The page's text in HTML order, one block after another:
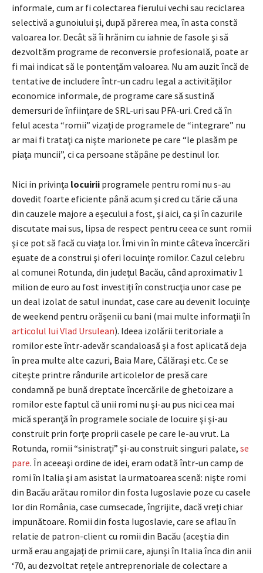
informale, cum ar fi colectarea fierului vechi sau reciclarea
selectivă a gunoiului şi, după părerea mea, în asta constă
valoarea lor. Decât să îi hrănim cu iahnie de fasole şi să
dezvoltăm programe de reconversie profesională, poate ar
fi mai indicat să le pontenţăm valoarea. Nu am auzit încă de
tentative de includere într-un cadru legal a activităţilor
economice informale, de programe care să sustină
demersuri de înfiinţare de SRL-uri sau PFA-uri. Cred că în
felul acesta “romii” vizaţi de programele de “integrare” nu
ar mai fi trataţi ca nişte marionete pe care “le plasăm pe
piaţa muncii”, ci ca persoane stăpâne pe destinul lor.
Nici in privinţa locuirii programele pentru romi nu s-au
dovedit foarte eficiente până acum şi cred cu tărie că una
din cauzele majore a eşecului a fost, şi aici, ca şi în cazurile
discutate mai sus, lipsa de respect pentru ceea ce sunt romii
şi ce pot să facă cu viaţa lor. Îmi vin în minte câteva încercări
eşuate de a construi şi oferi locuinţe romilor. Cazul celebru
al comunei Rotunda, din judeţul Bacău, când aproximativ 1
milion de euro au fost investiţi în construcţia unor case pe
un deal izolat de satul inundat, case care au devenit locuinţe
de weekend pentru orăşenii cu bani (mai multe informaţii în
articolul lui Vlad Ursulean). Ideea izolării teritoriale a
romilor este într-adevăr scandaloasă şi a fost aplicată deja
în prea multe alte cazuri, Baia Mare, Călăraşi etc. Ce se
citeşte printre rândurile articolelor de presă care
condamnă pe bună dreptate încercările de ghetoizare a
romilor este faptul că unii romi nu şi-au pus nici cea mai
mică speranţă în programele sociale de locuire şi şi-au
construit prin forţe proprii casele pe care le-au vrut. La
Rotunda, romii “sinistraţi” şi-au construit singuri palate, se
pare. În aceeaşi ordine de idei, eram odată într-un camp de
romi în Italia şi am asistat la urmatoarea scenă: nişte romi
din Bacău arătau romilor din fosta Iugoslavie poze cu casele
lor din România, case cumsecade, îngrijite, dacă vreţi chiar
impunătoare. Romii din fosta Iugoslavie, care se aflau în
relatie de patron-client cu romii din Bacău (aceştia din
urmă erau angajaţi de primii care, ajunşi în Italia înca din anii
‘70, au dezvoltat reţele antreprenoriale de colectare a